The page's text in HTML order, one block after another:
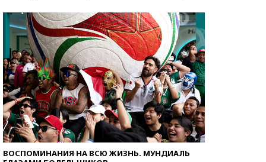
ВОСПОМИНАНИЯ НА ВСЮ ЖИЗНЬ. МУНДИАЛЬ